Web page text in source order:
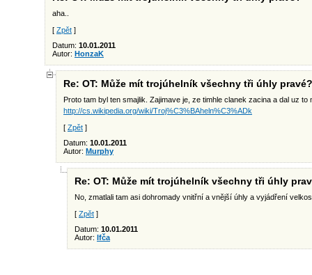
aha..
[ Zpět ]
Datum: 10.01.2011
Autor: HonzaK
Re: OT: Může mít trojúhelník všechny tři úhly pravé?
Proto tam byl ten smajlik. Zajimave je, ze timhle clanek zacina a dal uz to
http://cs.wikipedia.org/wiki/Troj%C3%BAheln%C3%ADk
[ Zpět ]
Datum: 10.01.2011
Autor: Murphy
Re: OT: Může mít trojúhelník všechny tři úhly
No, zmatlali tam asi dohromady vnitřní a vnější úhly a vyjádření
[ Zpět ]
Datum: 10.01.2011
Autor: Ifča